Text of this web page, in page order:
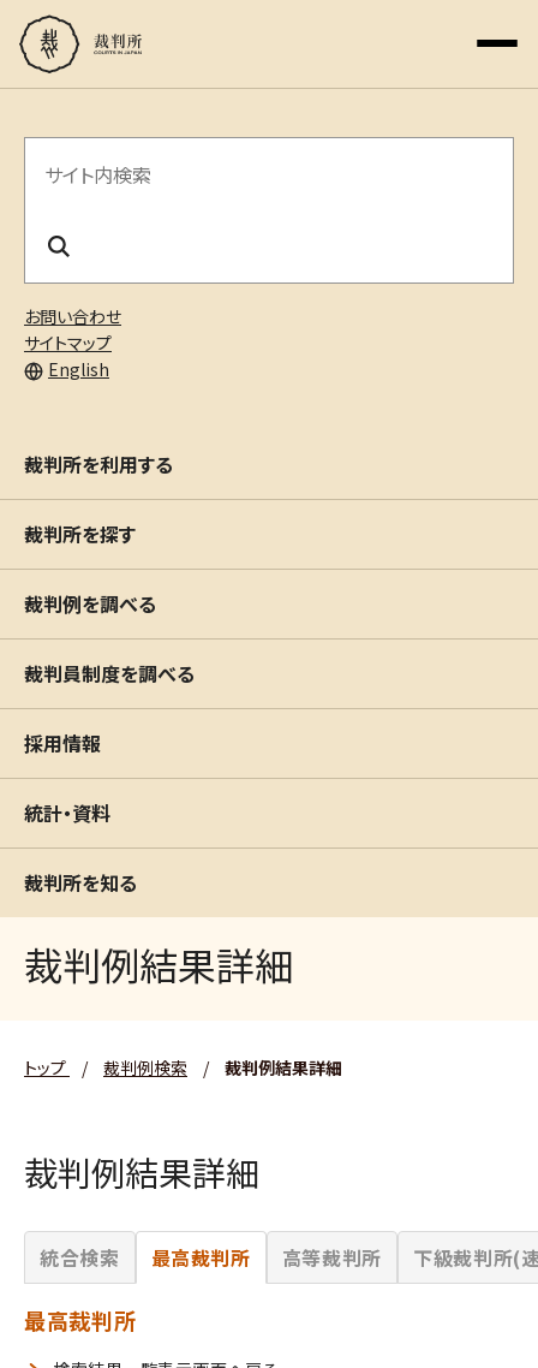
お問い合わせ
サイトマップ
English
サ
内
検
索
裁判所を利用する
裁判所を探す
裁判例を調べる
裁判員制度を調べる
採用情報
統計・資料
裁判所を知る
裁判例結果詳細
トップ / 裁判例検索 / 裁判例結果詳細
裁判例結果詳細
統合検索 最高裁判所 高等裁判所 下級裁判所(
最高裁判所